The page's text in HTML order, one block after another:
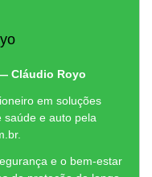
Cláudio Royo
em soluções
saúde e auto pela
e o bem-estar